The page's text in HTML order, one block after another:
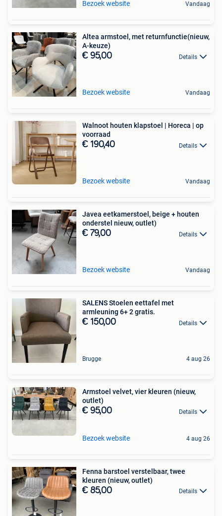
Bezoek website Vandaag
Altea armstoel, met returnfunctie(nieuw,
A-keuze)
€ 95,00 Details
Bezoek website Vandaag
Walnoot houten klapstoel | Horeca | op
voorraad
€ 190,40 Details
Bezoek website Vandaag
Javea eetkamerstoel, beige + houten
onderstel nieuw, outlet)
€ 79,00 Details
Bezoek website Vandaag
SALENS Stoelen eettafel met
armleuning 6+ 2 gratis.
€ 150,00 Details
Brugge 4 aug 26
Armstoel velvet, vier kleuren (nieuw,
outlet)
€ 95,00 Details
Bezoek website 4 aug 26
Fenna barstoel verstelbaar, twee
kleuren (nieuw, outlet)
€ 85,00 Details